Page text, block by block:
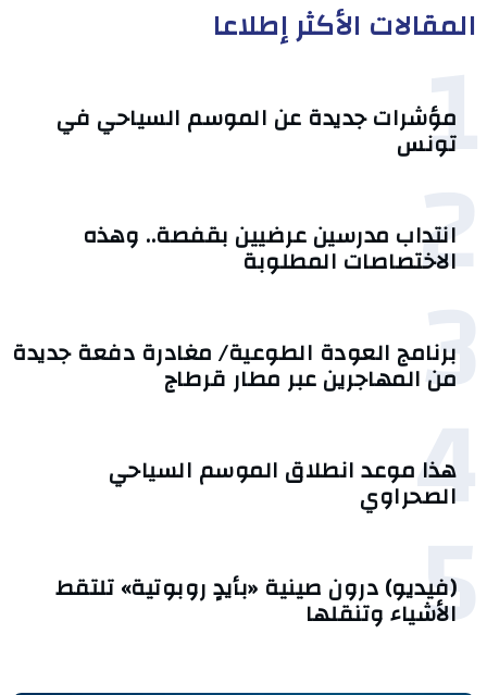
المقالات الأكثر إطلاعا
1
مؤشرات جديدة عن الموسم السياحي في
تونس
2
انتداب مدرسين عرضيين بقفصة.. وهذه
الاختصاصات المطلوبة
3
برنامج العودة الطوعية/ مغادرة دفعة جديدة
من المهاجرين عبر مطار قرطاج
4
هذا موعد انطلاق الموسم السياحي
الصحراوي
5
(فيديو) درون صينية «بأيدٍ روبوتية» تلتقط
الأشياء وتنقلها